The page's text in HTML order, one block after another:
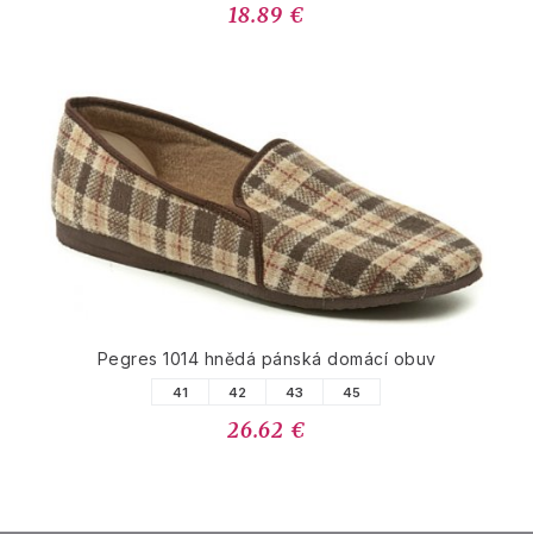
18.89 €
Pegres 1014 hnědá pánská domácí obuv
41 42 43 45
26.62 €